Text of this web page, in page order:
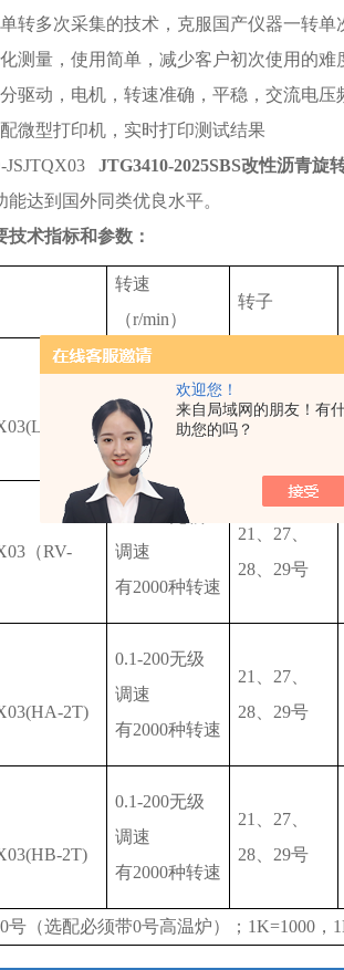
欢迎您！
来自局域网的朋友！有
助您的吗？
转多次采集的技术，克服国产仪器一转单
测量，使用简单，减少客户初次使用的难
驱动，电机，转速准确，平稳，交流电压
微型打印机，实时打印测试结果
JSJTQX03 JTG3410-2025SBS改性沥青旋
能达到国外同类优良水平。
技术指标和参数：
转速
（r/min）
转子
2T)
0.1-200无级
调速
有2000种转速
31、34号
（RV-
0.1-200无级
调速
有2000种转速
21、27、
28、29号
2T)
0.1-200无级
调速
有2000种转速
21、27、
28、29号
2T)
0.1-200无级
调速
有2000种转速
21、27、
28、29号
号（选配必须带0号高温炉）；1K=1000，